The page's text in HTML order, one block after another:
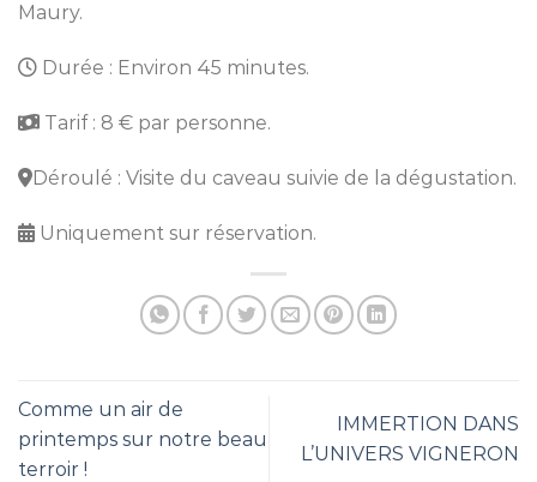
Maury.
Durée : Environ 45 minutes.
Tarif : 8 € par personne.
Déroulé : Visite du caveau suivie de la dégustation.
Uniquement sur réservation.
Comme un air de
printemps sur notre beau
terroir !
IMMERTION DANS
L’UNIVERS VIGNERON